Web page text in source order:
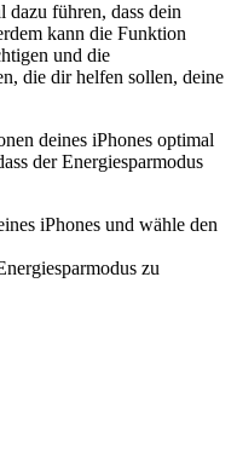
dazu führen, dass dein
kann die Funktion
und die
die dir helfen sollen, deine
deines iPhones optimal
der Energiesparmodus
iPhones und wähle den
zu